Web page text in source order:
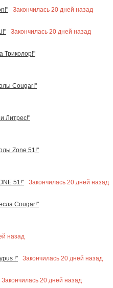
Закончилась 20 дней назад
Закончилась 20 дней назад
Триколор!"
Cougar!"
Литрес!"
Zone 51!"
51!"
Закончилась 20 дней назад
Cougar!"
назад
!"
Закончилась 20 дней назад
Закончилась 20 дней назад